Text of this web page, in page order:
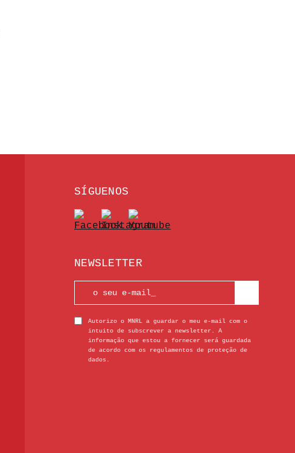
SÍGUENOS
NEWSLETTER
Autorizo o MNRL a guardar o meu e-mail com o
intuito de subscrever a newsletter. A
informação que estou a fornecer será guardada
de acordo com os regulamentos de proteção de
dados.